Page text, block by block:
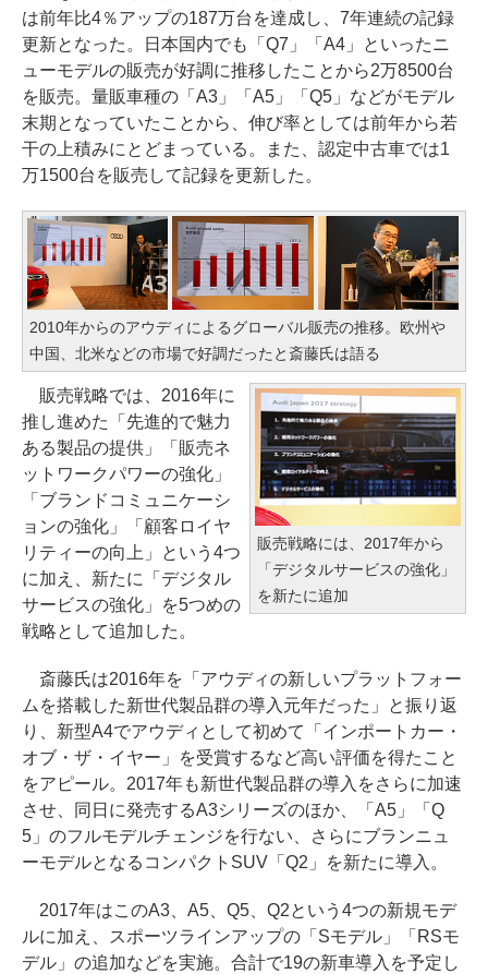
は前年比4％アップの187万台を達成し、7年連続の記録
更新となった。日本国内でも「Q7」「A4」といったニ
ューモデルの販売が好調に推移したことから2万8500台
を販売。量販車種の「A3」「A5」「Q5」などがモデル
末期となっていたことから、伸び率としては前年から若
干の上積みにとどまっている。また、認定中古車では1
万1500台を販売して記録を更新した。
2010年からのアウディによるグローバル販売の推移。欧州や
中国、北米などの市場で好調だったと斎藤氏は語る
販売戦略には、2017年から
「デジタルサービスの強化」
を新たに追加
販売戦略では、2016年に
推し進めた「先進的で魅力
ある製品の提供」「販売ネ
ットワークパワーの強化」
「ブランドコミュニケーシ
ョンの強化」「顧客ロイヤ
リティーの向上」という4つ
に加え、新たに「デジタル
サービスの強化」を5つめの
戦略として追加した。
斎藤氏は2016年を「アウディの新しいプラットフォー
ムを搭載した新世代製品群の導入元年だった」と振り返
り、新型A4でアウディとして初めて「インポートカー・
オブ・ザ・イヤー」を受賞するなど高い評価を得たこと
をアピール。2017年も新世代製品群の導入をさらに加速
させ、同日に発売するA3シリーズのほか、「A5」「Q
5」のフルモデルチェンジを行ない、さらにブランニュ
ーモデルとなるコンパクトSUV「Q2」を新たに導入。
2017年はこのA3、A5、Q5、Q2という4つの新規モデ
ルに加え、スポーツラインアップの「Sモデル」「RSモ
デル」の追加などを実施。合計で19の新車導入を予定し